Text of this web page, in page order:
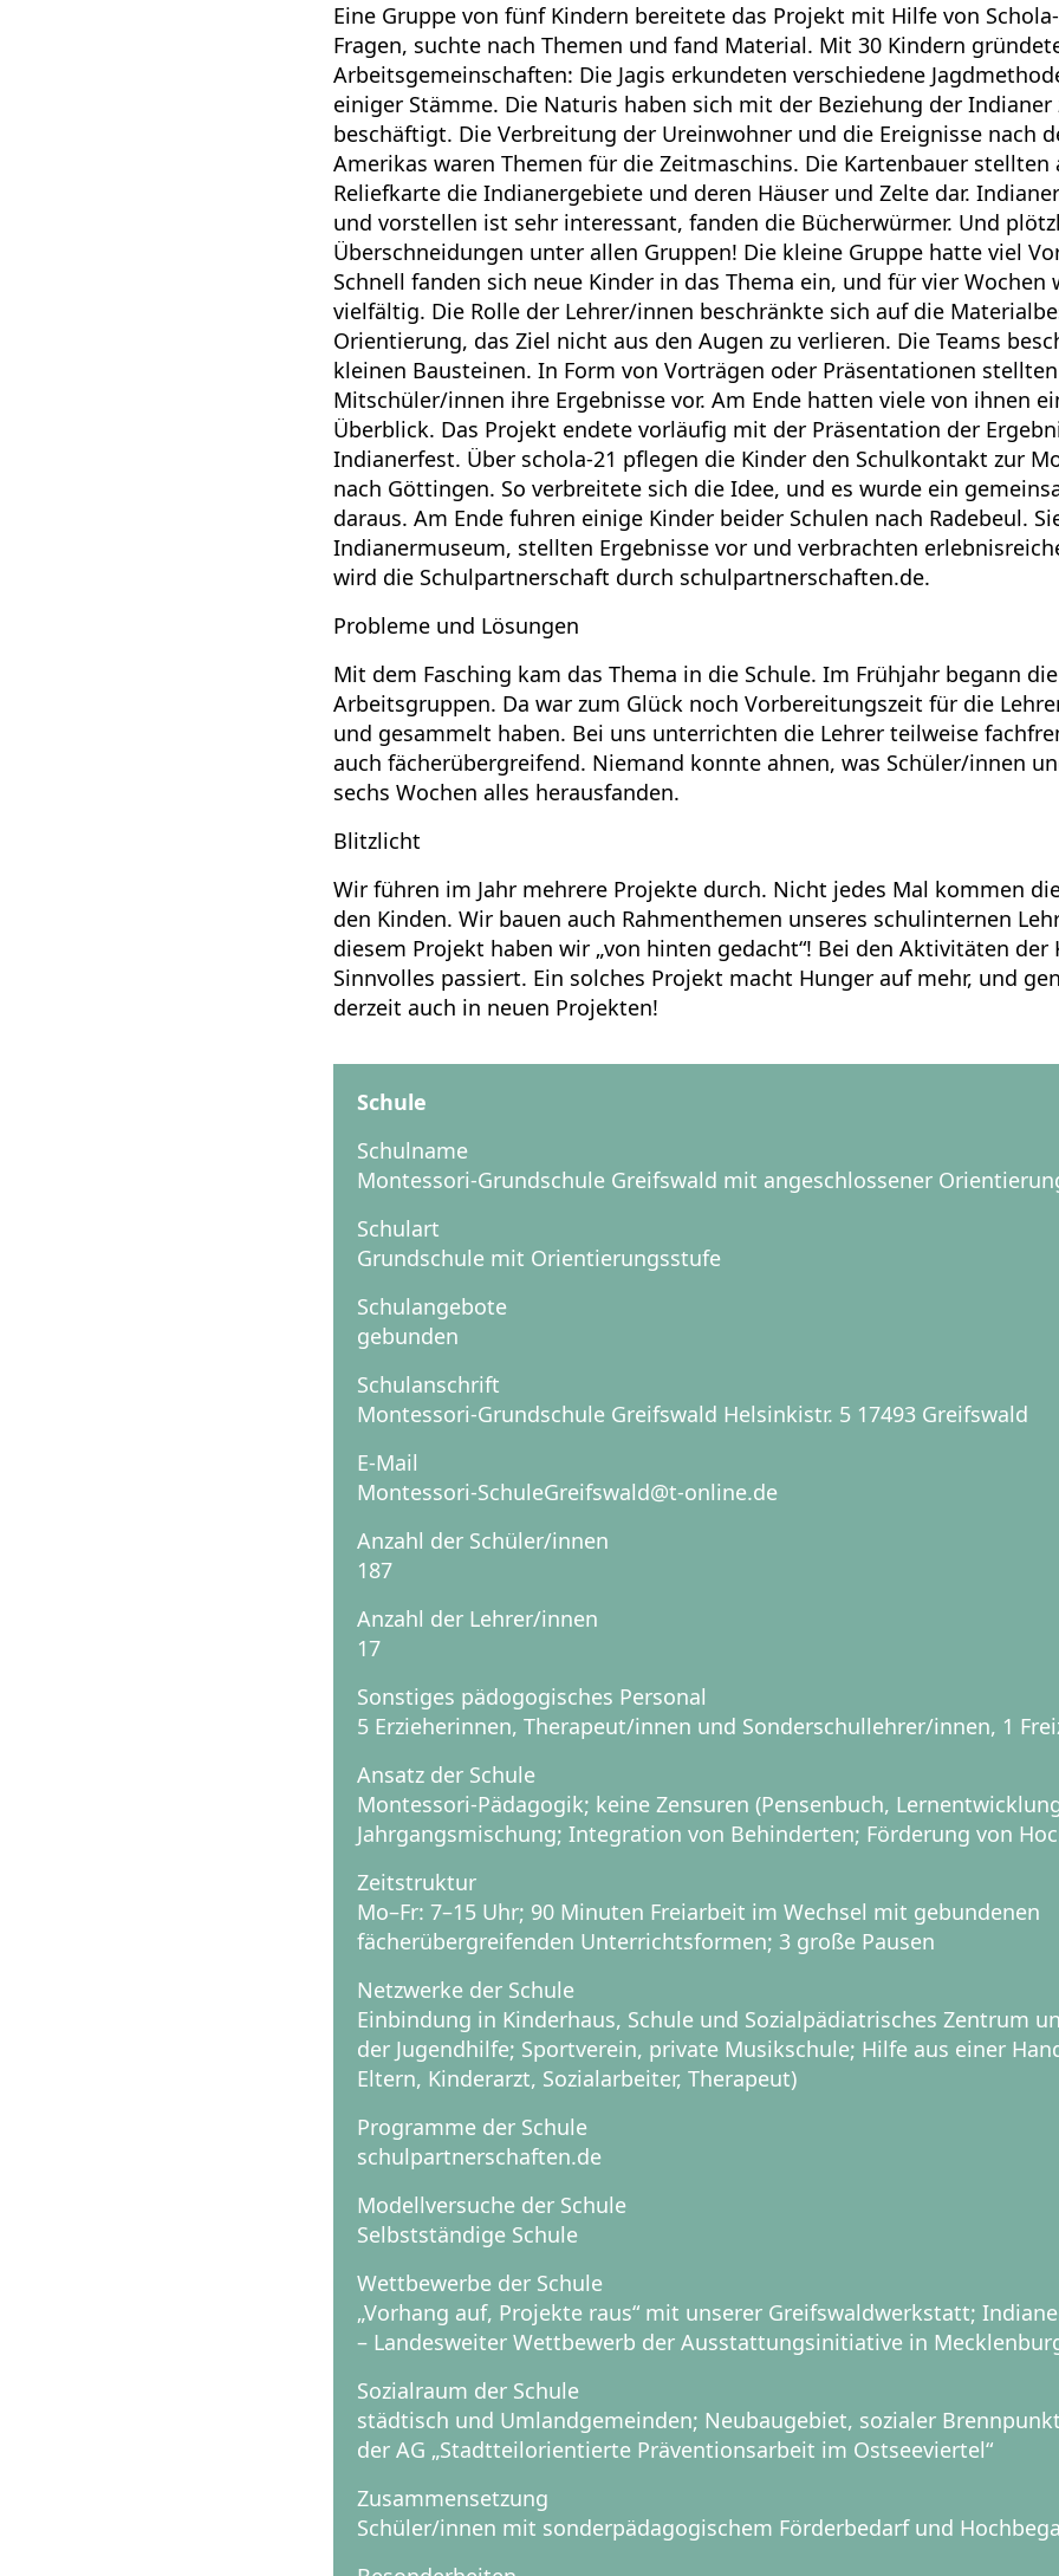
Eine Gruppe von fünf Kindern bereitete das Projekt mit Hilfe von
Fragen, suchte nach Themen und fand Material. Mit 30 Kindern
Arbeitsgemeinschaften: Die Jagis erkundeten verschiedene
einiger Stämme. Die Naturis haben sich mit der Beziehung der
beschäftigt. Die Verbreitung der Ureinwohner und die Ereignisse nach
Amerikas waren Themen für die Zeitmaschins. Die Kartenbauer stellten
Reliefkarte die Indianergebiete und deren Häuser und Zelte dar.
und vorstellen ist sehr interessant, fanden die Bücherwürmer. Und
Überschneidungen unter allen Gruppen! Die kleine Gruppe hatte viel
Schnell fanden sich neue Kinder in das Thema ein, und für vier Wochen
vielfältig. Die Rolle der Lehrer/innen beschränkte sich auf die
Orientierung, das Ziel nicht aus den Augen zu verlieren. Die Teams
kleinen Bausteinen. In Form von Vorträgen oder Präsentationen
Mitschüler/innen ihre Ergebnisse vor. Am Ende hatten viele von ihnen
Überblick. Das Projekt endete vorläufig mit der Präsentation der
Indianerfest. Über schola-21 pflegen die Kinder den Schulkontakt zur
nach Göttingen. So verbreitete sich die Idee, und es wurde ein
daraus. Am Ende fuhren einige Kinder beider Schulen nach Radebeul.
Indianermuseum, stellten Ergebnisse vor und verbrachten
wird die Schulpartnerschaft durch schulpartnerschaften.de.
Probleme und Lösungen
Mit dem Fasching kam das Thema in die Schule. Im Frühjahr begann
Arbeitsgruppen. Da war zum Glück noch Vorbereitungszeit für die
und gesammelt haben. Bei uns unterrichten die Lehrer teilweise
auch fächerübergreifend. Niemand konnte ahnen, was Schüler/innen
sechs Wochen alles herausfanden.
Blitzlicht
Wir führen im Jahr mehrere Projekte durch. Nicht jedes Mal kommen
den Kinden. Wir bauen auch Rahmenthemen unseres schulinternen
diesem Projekt haben wir „von hinten gedacht“! Bei den Aktivitäten der
Sinnvolles passiert. Ein solches Projekt macht Hunger auf mehr, und
derzeit auch in neuen Projekten!
Schule
Schulname
Montessori-Grundschule Greifswald mit angeschlossener
Schulart
Grundschule mit Orientierungsstufe
Schulangebote
gebunden
Schulanschrift
Montessori-Grundschule Greifswald Helsinkistr. 5 17493 Greifswald
E-Mail
Montessori-SchuleGreifswald@t-online.de
Anzahl der Schüler/innen
187
Anzahl der Lehrer/innen
17
Sonstiges pädogogisches Personal
5 Erzieherinnen, Therapeut/innen und Sonderschullehrer/innen, 1
Ansatz der Schule
Montessori-Pädagogik; keine Zensuren (Pensenbuch,
Jahrgangsmischung; Integration von Behinderten; Förderung von
Zeitstruktur
Mo–Fr: 7–15 Uhr; 90 Minuten Freiarbeit im Wechsel mit gebundenen
fächerübergreifenden Unterrichtsformen; 3 große Pausen
Netzwerke der Schule
Einbindung in Kinderhaus, Schule und Sozialpädiatrisches Zentrum
der Jugendhilfe; Sportverein, private Musikschule; Hilfe aus einer
Eltern, Kinderarzt, Sozialarbeiter, Therapeut)
Programme der Schule
schulpartnerschaften.de
Modellversuche der Schule
Selbstständige Schule
Wettbewerbe der Schule
„Vorhang auf, Projekte raus“ mit unserer Greifswaldwerkstatt;
– Landesweiter Wettbewerb der Ausstattungsinitiative in
Sozialraum der Schule
städtisch und Umlandgemeinden; Neubaugebiet, sozialer
der AG „Stadtteilorientierte Präventionsarbeit im Ostseeviertel“
Zusammensetzung
Schüler/innen mit sonderpädagogischem Förderbedarf und